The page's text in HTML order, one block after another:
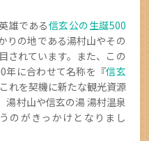
雄である信玄公の生誕500
りの地である湯村山やその
されています。また、この
年に合わせて名称を『信玄
れを契機に新たな観光資源
湯村山や信玄の湯 湯村温泉
のがきっかけとなりまし